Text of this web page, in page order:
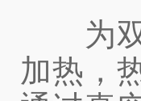
为双
加热，